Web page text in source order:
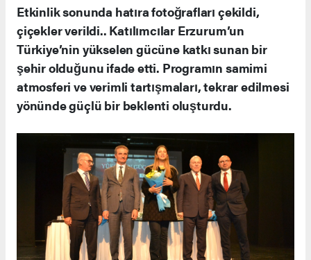
Etkinlik sonunda hatıra fotoğrafları çekildi,
çiçekler verildi.. Katılımcılar Erzurum’un
Türkiye’nin yükselen gücüne katkı sunan bir
şehir olduğunu ifade etti. Programın samimi
atmosferi ve verimli tartışmaları, tekrar edilmesi
yönünde güçlü bir beklenti oluşturdu.